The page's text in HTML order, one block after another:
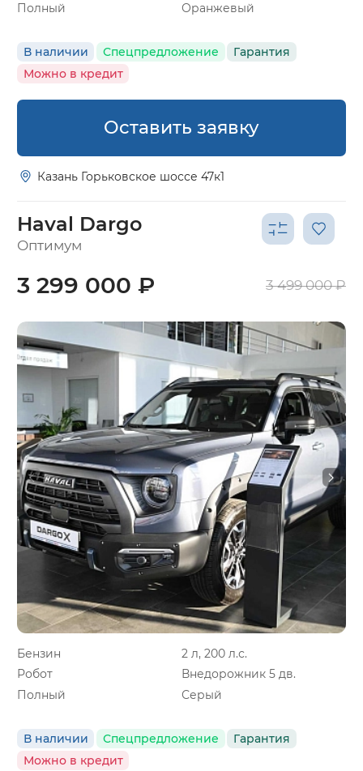
Полный
Оранжевый
В наличии Спецпредложение
Гарантия
Можно в кредит
Оставить заявку
Казань Горьковское шоссе 47к1
Haval Dargo
Оптимум
Бензин
2 л, 200 л.с.
Робот
Внедорожник 5 дв.
Полный
Серый
В наличии Спецпредложение
Гарантия
Можно в кредит
3 299 000 ₽ 3 499 000 ₽